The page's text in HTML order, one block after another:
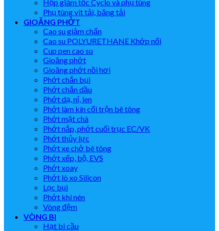
Hộp giảm tốc Cyclo và phụ tùng
Phụ tùng vít tải, băng tải
GIOĂNG PHỚT
Cao su giảm chấn
Cao su POLYURETHANE Khớp nối
Cup pen cao su
Gioăng phớt
Gioăng phớt nồi hơi
Phớt chắn bụi
Phớt chắn dầu
Phớt dạ, nỉ, len
Phớt làm kín cối trộn bê tông
Phớt mặt chà
Phớt nắp, phớt cuối trục EC/VK
Phớt thủy lực
Phớt xe chở bê tông
Phớt xếp, bộ, EVS
Phớt xoay
Phớt lò xo Silicon
Lọc bụi
Phớt khí nén
Vòng đệm
VÒNG BI
Hạt bi cầu